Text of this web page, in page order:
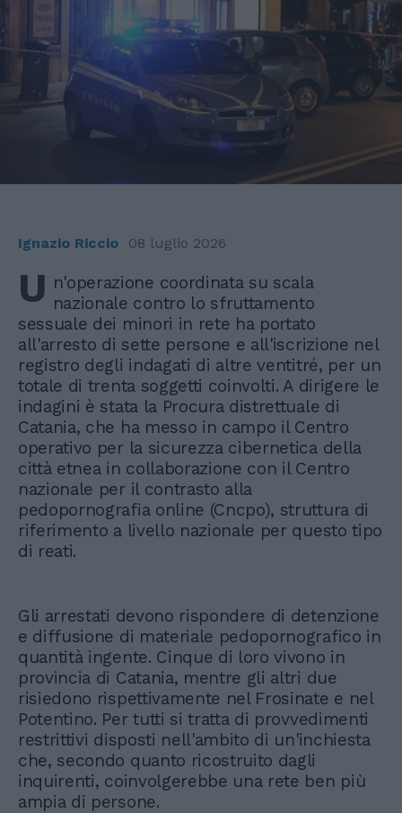
Ignazio Riccio 08 luglio 2026
U n'operazione coordinata su scala
nazionale contro lo sfruttamento
sessuale dei minori in rete ha portato
all'arresto di sette persone e all'iscrizione nel
registro degli indagati di altre ventitré, per un
totale di trenta soggetti coinvolti. A dirigere le
indagini è stata la Procura distrettuale di
Catania, che ha messo in campo il Centro
operativo per la sicurezza cibernetica della
città etnea in collaborazione con il Centro
nazionale per il contrasto alla
pedopornografia online (Cncpo), struttura di
riferimento a livello nazionale per questo tipo
di reati.
Gli arrestati devono rispondere di detenzione
e diffusione di materiale pedopornografico in
quantità ingente. Cinque di loro vivono in
provincia di Catania, mentre gli altri due
risiedono rispettivamente nel Frosinate e nel
Potentino. Per tutti si tratta di provvedimenti
restrittivi disposti nell'ambito di un'inchiesta
che, secondo quanto ricostruito dagli
inquirenti, coinvolgerebbe una rete ben più
ampia di persone.